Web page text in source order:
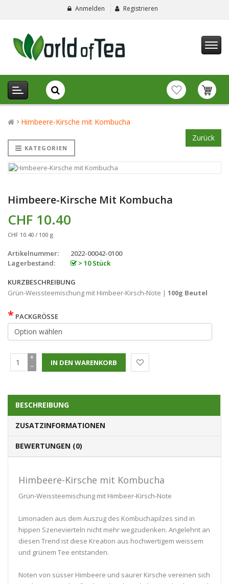
Anmelden Registrieren
Himbeere-Kirsche mit Kombucha
Zurück
KATEGORIEN
Himbeere-Kirsche Mit Kombucha
CHF 10.40
CHF 10.40 / 100 g
Artikelnummer:
2022-00042-0100
Lagerbestand:
> 10 Stück
KURZBESCHREIBUNG
Grün-Weissteemischung mit Himbeer-Kirsch-Note | 100g Beutel
* PACKGRÖSSE
−
+
BESCHREIBUNG
ZUSATZINFORMATIONEN
BEWERTUNGEN (0)
Himbeere-Kirsche mit Kombucha
Grün-Weissteemischung mit Himbeer-Kirsch-Note
Limonaden aus dem Auszug des Kombuchapilzes sind in
hippen Szenevierteln nicht mehr wegzudenken. Angelehnt an
diesen Trend ist diese Kreation aus hochwertigem weissem
und grünem Tee entstanden.
Noten von süsser Himbeere und saurer Kirsche vereinen sich